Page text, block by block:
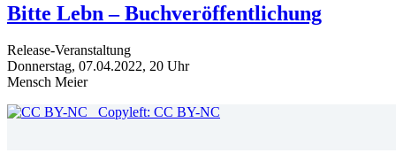
Bitte Lebn – Buchveröffentlichung
Release-Veranstaltung
Donnerstag, 07.04.2022, 20 Uhr
Mensch Meier
Copyleft: CC BY-NC